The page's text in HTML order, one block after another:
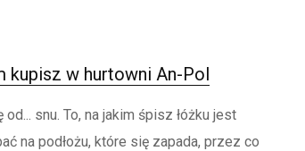
kupisz w hurtowni An-Pol
snu. To, na jakim śpisz łóżku jest
na podłożu, które się zapada, przez co